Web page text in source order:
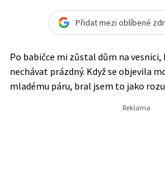
Přidat mezi oblíbené
Po babičce mi zůstal dům na
nechávat prázdný. Když se objevila
mladému páru, bral jsem to jako